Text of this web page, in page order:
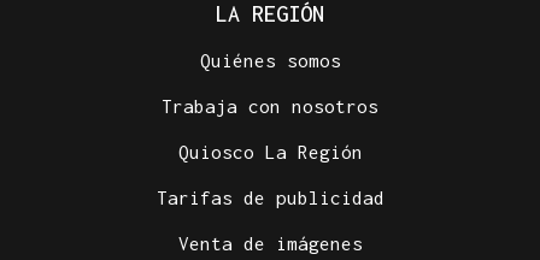
LA REGIÓN
Quiénes somos
Trabaja con nosotros
Quiosco La Región
Tarifas de publicidad
Venta de imágenes